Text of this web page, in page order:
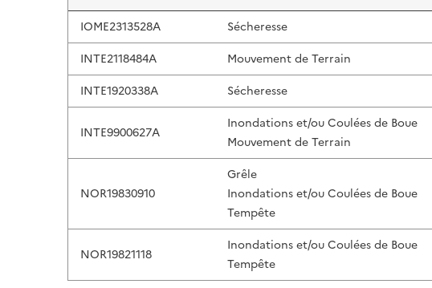
IOME2313528A
Sécheresse
INTE2118484A
Mouvement de Terrain
INTE1920338A
Sécheresse
INTE9900627A
Inondations et/ou Coulées de Boue
Mouvement de Terrain
NOR19830910
Grêle
Inondations et/ou Coulées de Boue
Tempête
NOR19821118
Inondations et/ou Coulées de Boue
Tempête